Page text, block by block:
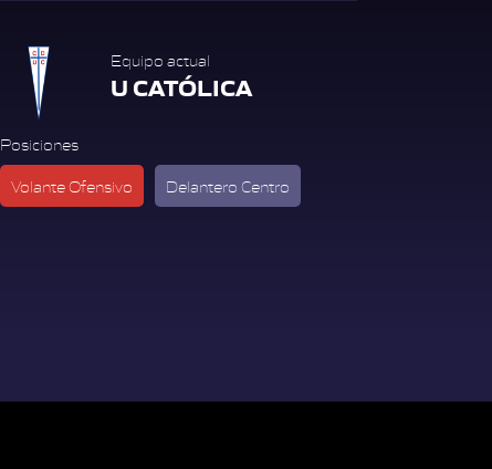
Equipo actual
U CATÓLICA
Posiciones
Volante Ofensivo Delantero Centro